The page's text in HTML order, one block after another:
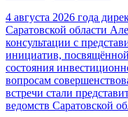
4 августа 2026 года
Саратовской области
консультации с
инициатив,
состояния
вопросам
встречи стали
ведомств Саратовской